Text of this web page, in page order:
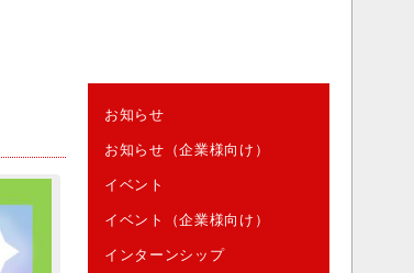
お知らせ
お知らせ（企業様向け）
イベント
イベント（企業様向け）
インターンシップ